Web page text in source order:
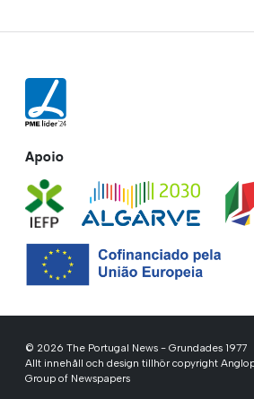
Apoio
© 2026 The Portugal News - Grundades 1977
Allt innehåll och design tillhör copyright
Group of Newspapers